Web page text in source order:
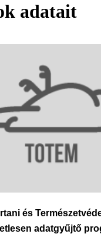
adatait
és
adatgyűjtő